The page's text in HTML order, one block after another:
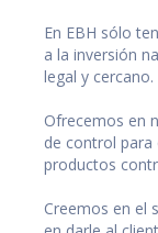
En EBH sólo
a la inversión
legal y cercano.
Ofrecemos en
de control para
productos
Creemos en el